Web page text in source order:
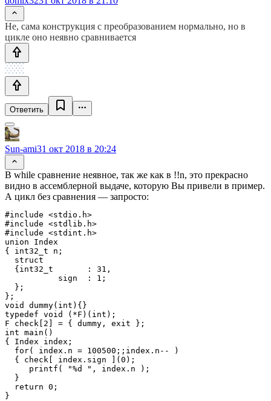
Не, сама конструкция с преобразованием нормально, но в
цикле оно неявно сравнивается
Ответить
Sun-ami31 окт 2018 в 20:24
В while сравнение неявное, так же как в !!n, это прекрасно
видно в ассемблерной выдаче, которую Вы привели в пример.
А цикл без сравнения — запросто:
#include <stdio.h>
#include <stdlib.h>
#include <stdint.h>
union Index
{ int32_t n;
  struct
  {int32_t       : 31,
           sign  : 1;
  };
};
void dummy(int){}
typedef void (*F)(int);
F check[2] = { dummy, exit };
int main()
{ Index index;
  for( index.n = 100500;;index.n-- )
  { check[ index.sign ](0);
     printf( "%d ", index.n );
  }
  return 0;
}